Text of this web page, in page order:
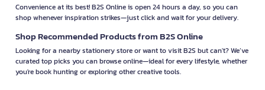
Convenience at its best! B2S Online is open 24 hours a day, so you can
shop whenever inspiration strikes—just click and wait for your delivery.
Shop Recommended Products from B2S Online
Looking for a nearby stationery store or want to visit B2S but can't? We’ve
curated top picks you can browse online—ideal for every lifestyle, whether
you're book hunting or exploring other creative tools.